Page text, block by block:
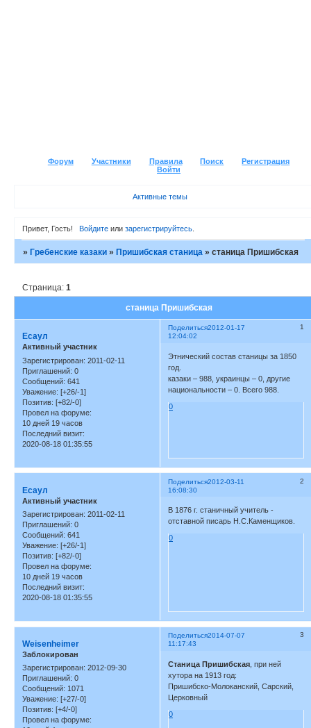
Форум Участники Правила Поиск
Регистрация
Войти
Активные темы
Привет, Гость! Войдитеили зарегистрируйтесь.
»Гребенские казаки »Пришибская станица »станица Пришибская
станица Пришибская
Страница:1
Поделиться 1
2012-01-17
12:04:02
Есаул
Активный участник
Зарегистрирован: 2011-02-11
Приглашений: 0
Сообщений: 641
Уважение: [+26/-1]
Позитив: [+82/-0]
Провел на форуме:
10 дней 19 часов
Последний визит:
2020-08-18 01:35:55
Этнический состав станицы за 1850
год.
казаки – 988, украинцы – 0, другие
национальности – 0. Всего 988.
0
Поделиться 2
2012-03-11
16:08:30
Есаул
Активный участник
Зарегистрирован: 2011-02-11
Приглашений: 0
Сообщений: 641
Уважение: [+26/-1]
Позитив: [+82/-0]
Провел на форуме:
10 дней 19 часов
Последний визит:
2020-08-18 01:35:55
В 1876 г. станичный учитель -
отставной писарь Н.С.Каменщиков.
0
Поделиться 3
2014-07-07
11:17:43
Weisenheimer
Заблокирован
Зарегистрирован: 2012-09-30
Приглашений: 0
Сообщений: 1071
Уважение: [+27/-0]
Позитив: [+4/-0]
Провел на форуме:
Станица Пришибская , при ней
хутора на 1913 год:
Пришибско-Молоканский, Сарский,
Церковный
0